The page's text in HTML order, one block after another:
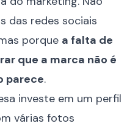
das redes sociais
porque a falta de
que a marca não é
parece.
investe em um perfil
várias fotos